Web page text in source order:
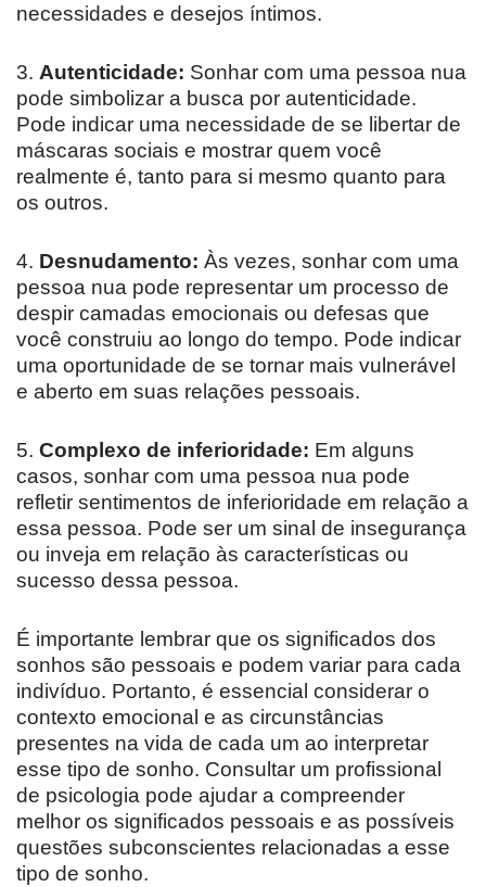
necessidades e desejos íntimos.
3. Autenticidade: Sonhar com uma pessoa nua
pode simbolizar a busca por autenticidade.
Pode indicar uma necessidade de se libertar de
máscaras sociais e mostrar quem você
realmente é, tanto para si mesmo quanto para
os outros.
4. Desnudamento: Às vezes, sonhar com uma
pessoa nua pode representar um processo de
despir camadas emocionais ou defesas que
você construiu ao longo do tempo. Pode indicar
uma oportunidade de se tornar mais vulnerável
e aberto em suas relações pessoais.
5. Complexo de inferioridade: Em alguns
casos, sonhar com uma pessoa nua pode
refletir sentimentos de inferioridade em relação a
essa pessoa. Pode ser um sinal de insegurança
ou inveja em relação às características ou
sucesso dessa pessoa.
É importante lembrar que os significados dos
sonhos são pessoais e podem variar para cada
indivíduo. Portanto, é essencial considerar o
contexto emocional e as circunstâncias
presentes na vida de cada um ao interpretar
esse tipo de sonho. Consultar um profissional
de psicologia pode ajudar a compreender
melhor os significados pessoais e as possíveis
questões subconscientes relacionadas a esse
tipo de sonho.